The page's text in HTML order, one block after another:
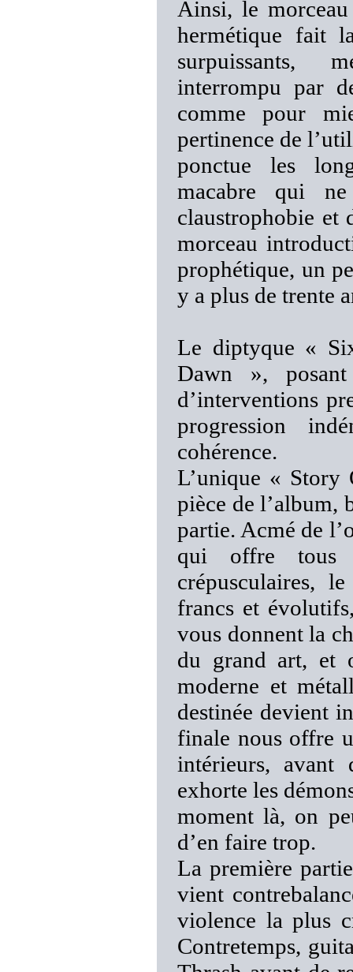
Ainsi, le
hermétique fait
surpuissants,
interrompu par
comme pour
pertinence de
ponctue les
macabre qui
claustrophobie et
morceau
prophétique, un
y a plus de trente
Le diptyque «
Dawn »,
d’interventions
progression
cohérence.
L’unique «
pièce de l’album,
partie. Acmé de
qui offre tous
crépusculaires,
francs et
vous donnent la
du grand art, et
moderne et
destinée devient
finale nous offre
intérieurs, avant
exhorte les
moment là, on
d’en faire trop.
La première
vient
violence la plus
Contretemps,